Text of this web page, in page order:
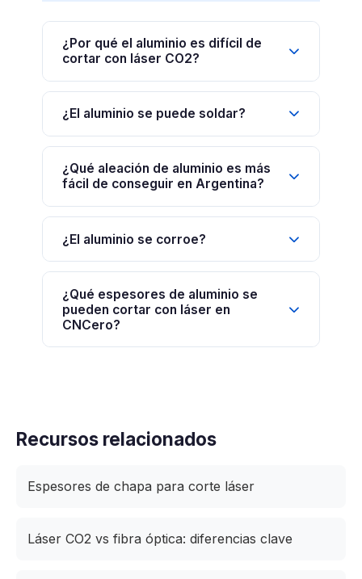
¿Por qué el aluminio es difícil de
cortar con láser CO2?
¿El aluminio se puede soldar?
¿Qué aleación de aluminio es más
fácil de conseguir en Argentina?
¿El aluminio se corroe?
¿Qué espesores de aluminio se
pueden cortar con láser en
CNCero?
Recursos relacionados
Espesores de chapa para corte láser
Láser CO2 vs fibra óptica: diferencias clave